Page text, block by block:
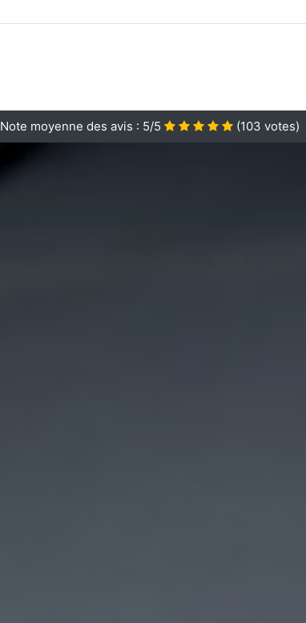
Note moyenne des avis : 5/5 (103 votes)